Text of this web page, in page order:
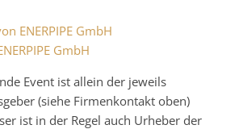
ENERPIPE GmbH
GmbH
Event ist allein der jeweils
(siehe Firmenkontakt oben)
ist in der Regel auch Urheber der